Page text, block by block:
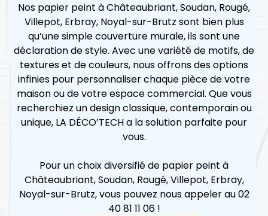
Nos papier peint à Châteaubriant, Soudan, Rougé,
Villepot, Erbray, Noyal-sur-Brutz sont bien plus
qu’une simple couverture murale, ils sont une
déclaration de style. Avec une variété de motifs, de
textures et de couleurs, nous offrons des options
infinies pour personnaliser chaque pièce de votre
maison ou de votre espace commercial. Que vous
recherchiez un design classique, contemporain ou
unique, LA DÉCO’TECH a la solution parfaite pour
vous.
Pour un choix diversifié de papier peint à
Châteaubriant, Soudan, Rougé, Villepot, Erbray,
Noyal-sur-Brutz, vous pouvez nous appeler au 02
40 81 11 06 !